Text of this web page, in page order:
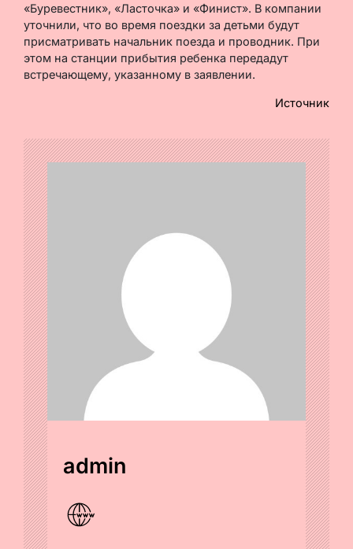
«Буревестник», «Ласточка» и «Финист». В компании
уточнили, что во время поездки за детьми будут
присматривать начальник поезда и проводник. При
этом на станции прибытия ребенка передадут
встречающему, указанному в заявлении.
Источник
admin